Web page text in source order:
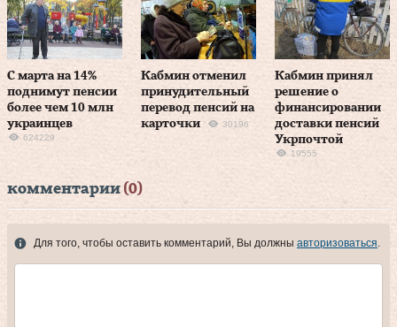
С марта на 14%
поднимут пенсии
более чем 10 млн
украинцев
624229
Кабмин отменил
принудительный
перевод пенсий на
карточки
30196
Кабмин принял
решение о
финансировании
доставки пенсий
Укрпочтой
19555
комментарии (0)
Для того, чтобы оставить комментарий, Вы должны авторизоваться.